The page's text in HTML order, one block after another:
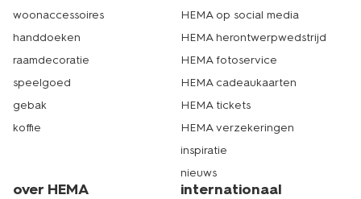
woonaccessoires
handdoeken
raamdecoratie
speelgoed
gebak
koffie
HEMA op social media
HEMA herontwerpwedstrijd
HEMA fotoservice
HEMA cadeaukaarten
HEMA tickets
HEMA verzekeringen
inspiratie
nieuws
over HEMA internationaal